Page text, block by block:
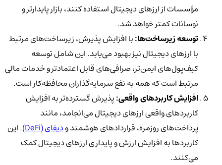
مؤسسات از ارزهای دیجیتال استفاده کنند، بازار پایدارتر و
نوسانات کمتر خواهد شد.
توسعه زیرساخت‌ها:با افزایش پذیرش، زیرساخت‌های مرتبط
با ارزهای دیجیتال نیز بهبود می‌یابد. این شامل توسعه
کیف‌پول‌های ایمن‌تر، صرافی‌های قابل اعتمادتر و خدمات مالی
مرتبط است که همه به نفع سرمایه‌گذاران محافظه‌کار است.
افزایش کاربردهای واقعی:پذیرش گسترده‌تر به افزایش
کاربردهای واقعی ارزهای دیجیتال می‌انجامد، مانند
پرداخت‌های روزمره، قراردادهای هوشمند ودیفای (DeFi)
. این
کاربردها به افزایش ارزش و پایداری ارزهای دیجیتال کمک
می‌کنند.